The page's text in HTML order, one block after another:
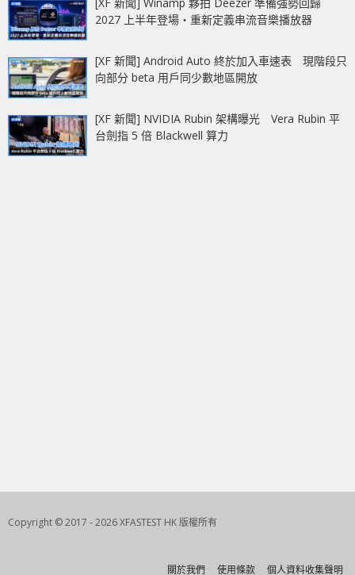
2027 上半年登場‧重新定義串流音樂播放器
[XF 新聞] Android Auto 終於加入車速表 現階段只
向部分 beta 用戶同少數地區開放
[XF 新聞] NVIDIA Rubin 架構曝光 Vera Rubin 平
台劍指 5 倍 Blackwell 算力
Copyright © 2017 - 2026 XFASTEST HK 版權所有
關於我們 使用條款 個人資料收集聲明